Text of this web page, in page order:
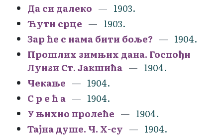
Да си далеко
1903.
Ћути срце
1903.
Зар ће с нама бити боље?
1904.
Прошлих зимњих дана. Госпођи
Луизи Ст. Јакшића
1904.
Чекање
1904.
С р е ћ а
1904.
У њихно пролеће
1904.
Тајна душе. Ч. Х-су
1904.